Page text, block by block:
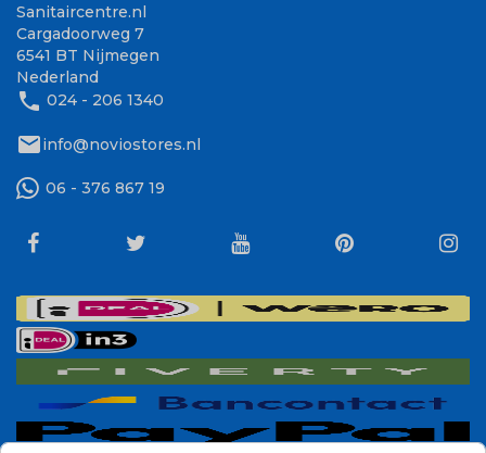
Sanitaircentre.nl
Cargadoorweg 7
6541 BT Nijmegen
Nederland
phone 024 - 206 1340
mailinfo@noviostores.nl
06 - 376 867 19